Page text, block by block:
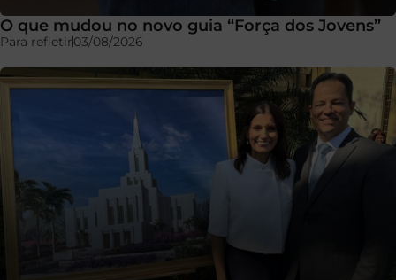
O que mudou no novo guia “Força dos Jovens”
Para refletir03/08/2026